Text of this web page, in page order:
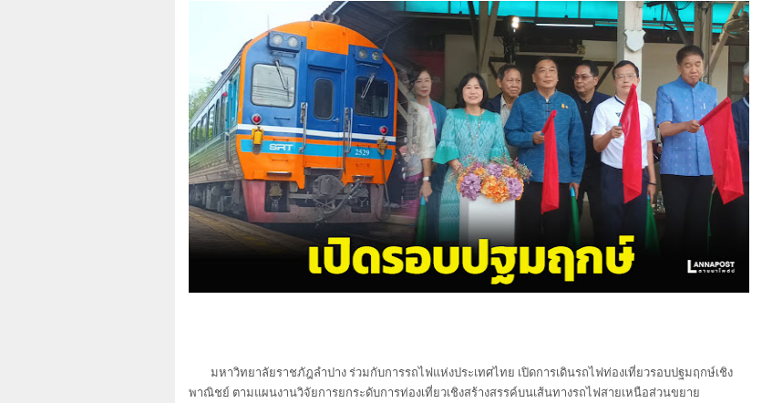
มหาวิทยาลัยราชภัฎลำปาง ร่วมกับการรถไฟแห่งประเทศไทย เปิดการเดินรถไฟท่องเที่ยวรอบปฐมฤกษ์เชิง
พาณิชย์ ตามแผนงานวิจัยการยกระดับการท่องเที่ยวเชิงสร้างสรรค์บนเส้นทางรถไฟสายเหนือส่วนขยาย